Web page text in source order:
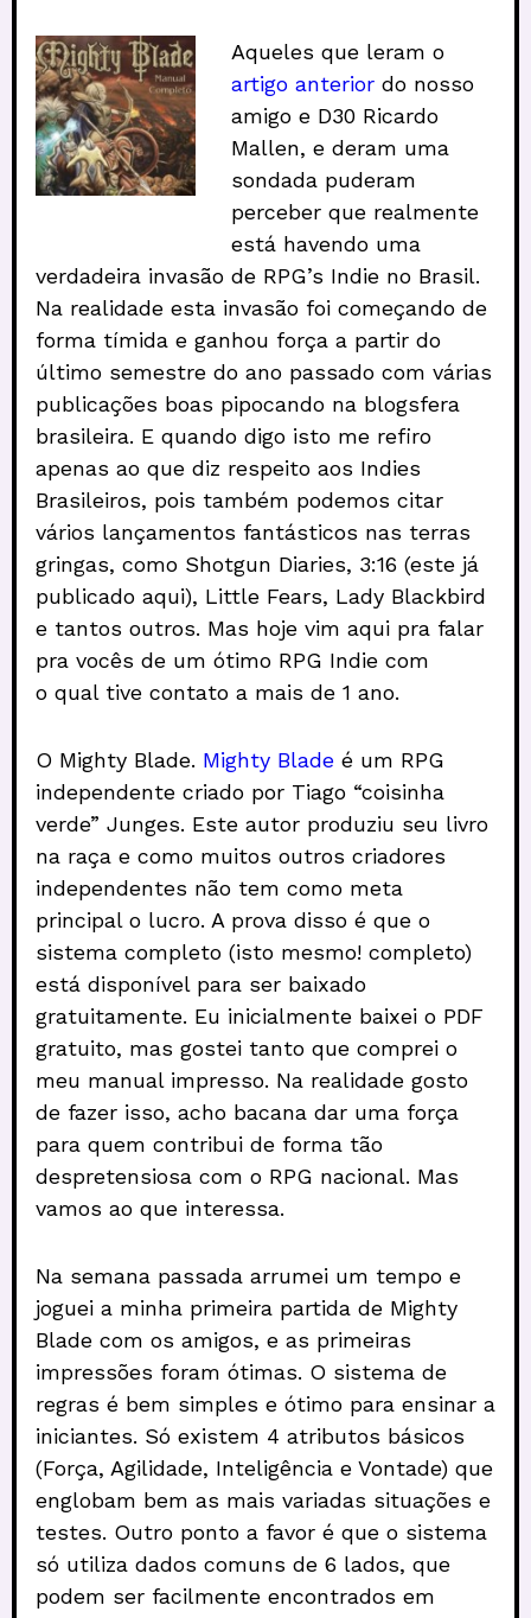
Aqueles que leram o
artigo anterior do nosso
amigo e D30 Ricardo
Mallen, e deram uma
sondada puderam
perceber que realmente
está havendo uma
verdadeira invasão de RPG’s Indie no Brasil.
Na realidade esta invasão foi começando de
forma tímida e ganhou força a partir do
último semestre do ano passado com várias
publicações boas pipocando na blogsfera
brasileira. E quando digo isto me refiro
apenas ao que diz respeito aos Indies
Brasileiros, pois também podemos citar
vários lançamentos fantásticos nas terras
gringas, como Shotgun Diaries, 3:16 (este já
publicado aqui), Little Fears, Lady Blackbird
e tantos outros. Mas hoje vim aqui pra falar
pra vocês de um ótimo RPG Indie com
o qual tive contato a mais de 1 ano.
O Mighty Blade. Mighty Blade é um RPG
independente criado por Tiago “coisinha
verde” Junges. Este autor produziu seu livro
na raça e como muitos outros criadores
independentes não tem como meta
principal o lucro. A prova disso é que o
sistema completo (isto mesmo! completo)
está disponível para ser baixado
gratuitamente. Eu inicialmente baixei o PDF
gratuito, mas gostei tanto que comprei o
meu manual impresso. Na realidade gosto
de fazer isso, acho bacana dar uma força
para quem contribui de forma tão
despretensiosa com o RPG nacional. Mas
vamos ao que interessa.
Na semana passada arrumei um tempo e
joguei a minha primeira partida de Mighty
Blade com os amigos, e as primeiras
impressões foram ótimas. O sistema de
regras é bem simples e ótimo para ensinar a
iniciantes. Só existem 4 atributos básicos
(Força, Agilidade, Inteligência e Vontade) que
englobam bem as mais variadas situações e
testes. Outro ponto a favor é que o sistema
só utiliza dados comuns de 6 lados, que
podem ser facilmente encontrados em